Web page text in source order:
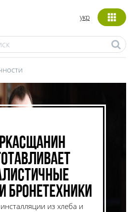
укр
бронетехники
из хлеба и